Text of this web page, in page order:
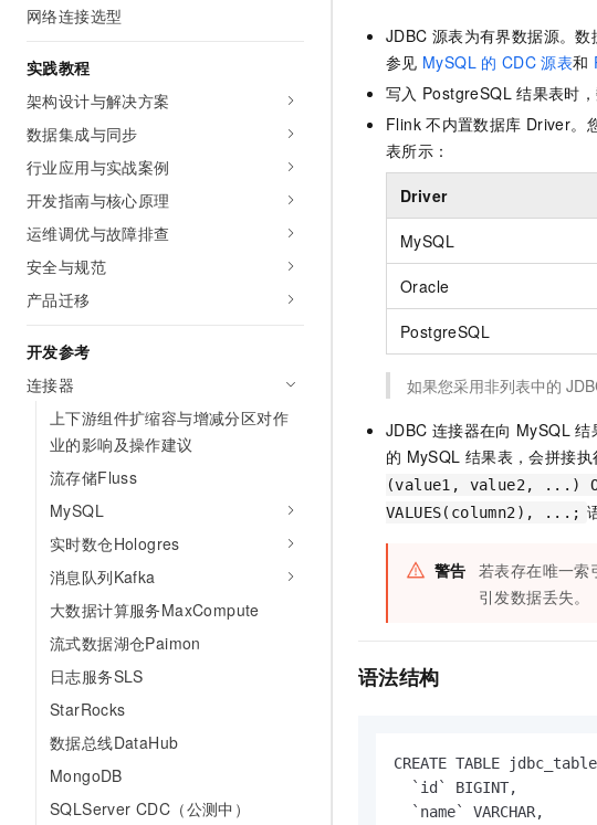
网络连接选型
实践教程
架构设计与解决方案
数据集成与同步
行业应用与实战案例
开发指南与核心原理
运维调优与故障排查
安全与规范
产品迁移
开发参考
连接器
上下游组件扩缩容与增减分区对作
业的影响及操作建议
流存储Fluss
MySQL
实时数仓Hologres
消息队列Kafka
大数据计算服务MaxCompute
流式数据湖仓Paimon
日志服务SLS
StarRocks
数据总线DataHub
MongoDB
SQLServer CDC（公测中）
JDBC 源表为有界数据源。
参见 MySQL 的 CDC 源表和
写入 PostgreSQL 结果表时
Flink 不内置数据库 Driver。
表所示：
Driver
MySQL
Oracle
PostgreSQL
如果您采用非列表中的
JDBC 连接器在向 MySQL 结
的 MySQL 结果表，会拼接执
(value1, value2, ...) ON
VALUES(column2), ...;
警告 若表存在唯一索
引发数据丢失。
语法结构
CREATE TABLE
  `id` BIGINT,
  `name` VARCHAR,
在企业官网、通讯软件中为客户提供 AI 客服
专有云